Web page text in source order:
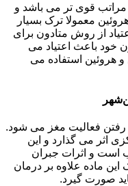
قوی تر می باشد و
معمولا ترک بسیار
از روش متادون برای
خود باعث اعتیاد می
هروئین استفاده می
رفتن فعالیت مغز می شود.
اثر می گذارد و این
است و اثرات جبران
ماده علاوه بر درمان
صورت گیرد.